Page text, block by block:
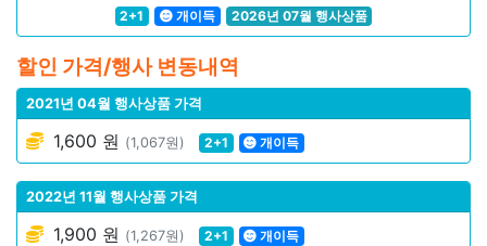
2+1
개이득 2026년 07월 행사상품
할인 가격/행사 변동내역
2021년 04월 행사상품 가격
1,600 원 (1,067원) 2+1 개이득
2022년 11월 행사상품 가격
1,900 원 (1,267원) 2+1 개이득